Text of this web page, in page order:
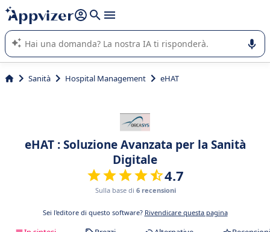
righe con
shift + enter
L'IA di Appvizer vi guida nell'utilizzo o nella scelta di un
software SaaS per la vostra azienda.
Sanità Hospital Management eHAT
eHAT : Soluzione Avanzata per la Sanità
Digitale
4.7
Sulla base di 6 recensioni
Sei l'editore di questo software? Rivendicare questa pagina